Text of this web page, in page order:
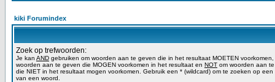
kiki Forumindex
Zoek op trefwoorden:
Je kan AND gebruiken om woorden aan te geven die in het resultaat MOETEN voorkomen,
woorden aan te geven die MOGEN voorkomen in het resultaat en NOT om woorden aan
die NIET in het resultaat mogen voorkomen. Gebruik een * (wildcard) om te zoeken op een
van een woord.